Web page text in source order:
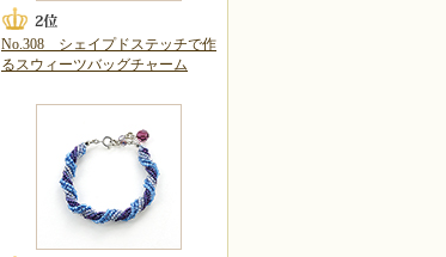
No.308 シェイプドステッチで作
るスウィーツバッグチャーム